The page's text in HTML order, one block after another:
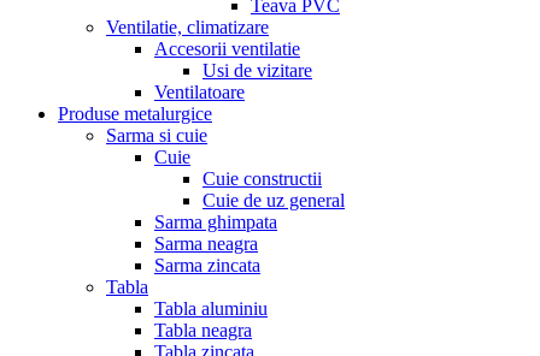
Teava PVC
Ventilatie, climatizare
Accesorii ventilatie
Usi de vizitare
Ventilatoare
Produse metalurgice
Sarma si cuie
Cuie
Cuie constructii
Cuie de uz general
Sarma ghimpata
Sarma neagra
Sarma zincata
Tabla
Tabla aluminiu
Tabla neagra
Tabla zincata